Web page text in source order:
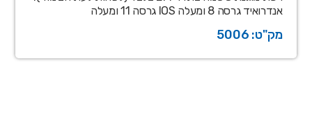
אנדרואיד גרסה 8 ומעלה IOS גרסה 11 ומעלה
מק"ט: 5006